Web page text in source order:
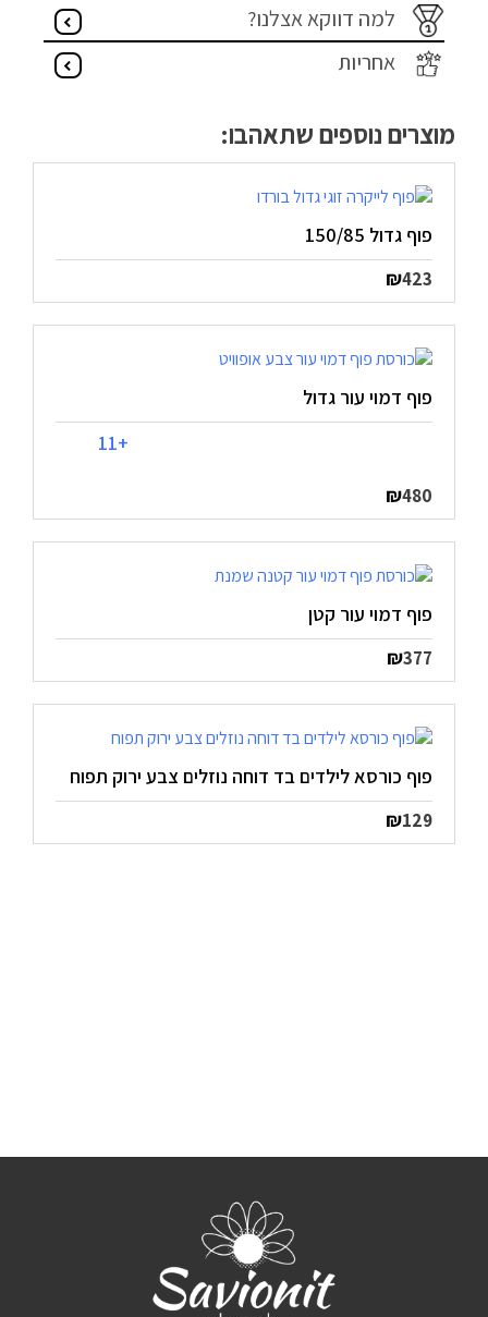
למה דווקא אצלנו?
אחריות
מוצרים נוספים שתאהבו:
פוף גדול 150/85
₪423
פוף דמוי עור גדול
+11
₪480
פוף דמוי עור קטן
₪377
פוף כורסא לילדים בד דוחה נוזלים צבע ירוק תפוח
₪129